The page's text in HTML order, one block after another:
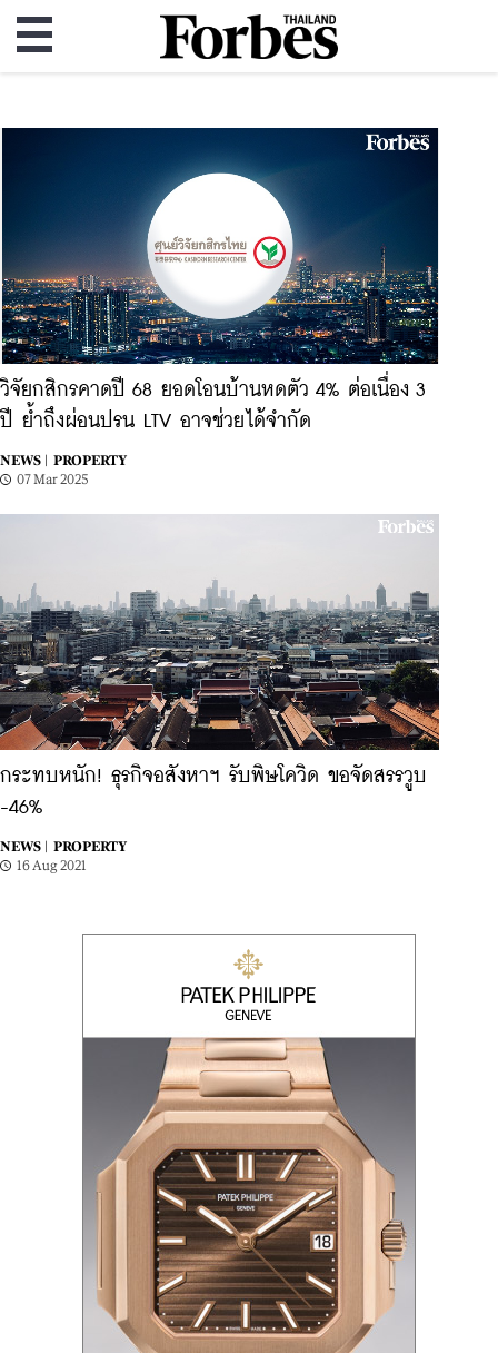
วิจัยกสิกรคาดปี 68 ยอดโอนบ้านหดตัว 4% ต่อเนื่อง 3
ปี ย้ำถึงผ่อนปรน LTV อาจช่วยได้จำกัด
NEWS |
PROPERTY
07 Mar 2025
กระทบหนัก! ธุรกิจอสังหาฯ รับพิษโควิด ขอจัดสรรวูบ
-46%
NEWS |
PROPERTY
16 Aug 2021